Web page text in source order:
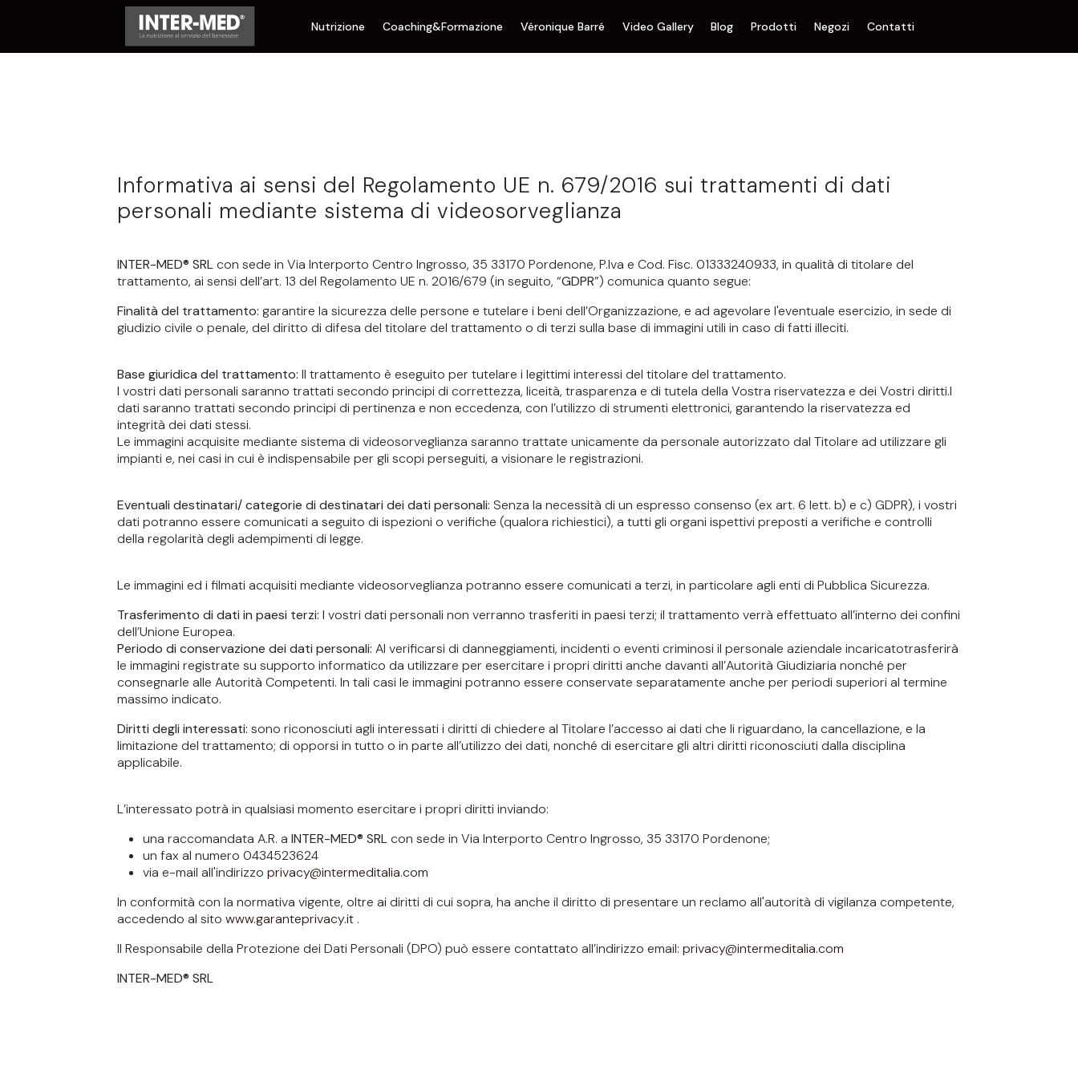
Nutrizione Coaching&Formazione Véronique Barré Video Gallery Blog Prodotti Negozi Contatti
Informativa ai sensi del Regolamento UE n. 679/2016 sui trattamenti di dati
personali mediante sistema di videosorveglianza
INTER-MED® SRLcon sede in Via Interporto Centro Ingrosso, 35 33170 Pordenone, P.Iva e Cod. Fisc. 01333240933, in qualità di titolare del
trattamento, ai sensi dell’art. 13 del Regolamento UE n. 2016/679 (in seguito, “GDPR”) comunica quanto segue:
Finalità del trattamento:garantire la sicurezza delle persone e tutelare i beni dell’Organizzazione, e ad agevolare l'eventuale esercizio, in sede di
giudizio civile o penale, del diritto di difesa del titolare del trattamento o di terzi sulla base di immagini utili in caso di fatti illeciti.
Base giuridica del trattamento:Il trattamento è eseguito per tutelare i legittimi interessi del titolare del trattamento.
I vostri dati personali saranno trattati secondo principi di correttezza, liceità, trasparenza e di tutela della Vostra riservatezza e dei Vostri diritti.I
dati saranno trattati secondo principi di pertinenza e non eccedenza, con l’utilizzo di strumenti elettronici, garantendo la riservatezza ed
integrità dei dati stessi.
Le immagini acquisite mediante sistema di videosorveglianza saranno trattate unicamente da personale autorizzato dal Titolare ad utilizzare gli
impianti e, nei casi in cui è indispensabile per gli scopi perseguiti, a visionare le registrazioni.
Eventuali destinatari/ categorie di destinatari dei dati personali:Senza la necessità di un espresso consenso (ex art. 6 lett. b) e c) GDPR), i vostri
dati potranno essere comunicati a seguito di ispezioni o verifiche (qualora richiestici), a tutti gli organi ispettivi preposti a verifiche e controlli
della regolarità degli adempimenti di legge.
Le immagini ed i filmati acquisiti mediante videosorveglianza potranno essere comunicati a terzi, in particolare agli enti di Pubblica Sicurezza.
Trasferimento di dati in paesi terzi:I vostri dati personali non verranno trasferiti in paesi terzi; il trattamento verrà effettuato all’interno dei confini
dell’Unione Europea.
Periodo di conservazione dei dati personali:Al verificarsi di danneggiamenti, incidenti o eventi criminosi il personale aziendale incaricatotrasferirà
le immagini registrate su supporto informatico da utilizzare per esercitare i propri diritti anche davanti all’Autorità Giudiziaria nonché per
consegnarle alle Autorità Competenti. In tali casi le immagini potranno essere conservate separatamente anche per periodi superiori al termine
massimo indicato.
Diritti degli interessati:sono riconosciuti agli interessati i diritti di chiedere al Titolare l’accesso ai dati che li riguardano, la cancellazione, e la
limitazione del trattamento; di opporsi in tutto o in parte all’utilizzo dei dati, nonché di esercitare gli altri diritti riconosciuti dalla disciplina
applicabile.
L’interessato potrà in qualsiasi momento esercitare i propri diritti inviando:
una raccomandata A.R. aINTER-MED® SRLcon sede in Via Interporto Centro Ingrosso, 35 33170 Pordenone;
un fax al numero 0434523624
via e-mail all'indirizzoprivacy@intermeditalia.com
In conformità con la normativa vigente, oltre ai diritti di cui sopra, ha anche il diritto di presentare un reclamo all'autorità di vigilanza competente,
accedendo al sitowww.garanteprivacy.it .
Il Responsabile della Protezione dei Dati Personali (DPO) può essere contattato all’indirizzo email:privacy@intermeditalia.com
INTER-MED® SRL